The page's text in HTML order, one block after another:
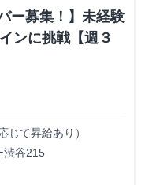
ー募集！】未経験
ンに挑戦【週３
じて昇給あり）
渋谷215